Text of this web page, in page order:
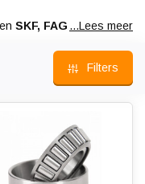
SKF, FAG en
De kegellagers
ringen) en een cup
...Lees meer
Filters